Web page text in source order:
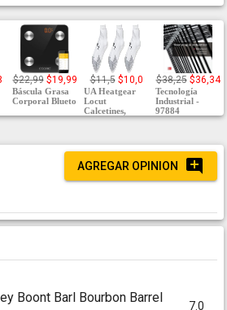
$22,99 $19,99
Báscula Grasa
Corporal Blueto
$11,5 $10,0
UA Heatgear
Locut
Calcetines,
$38,25 $36,34
Tecnología
Industrial -
97884
AGREGAR OPINION
Boont Barl Bourbon Barrel
7.0